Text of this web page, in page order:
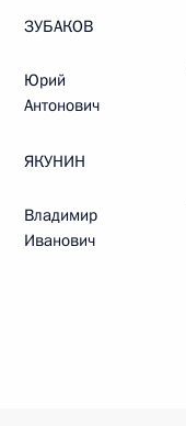
ЗУБАКОВ
Юрий
Антонович
ЯКУНИН
Владимир
Иванович